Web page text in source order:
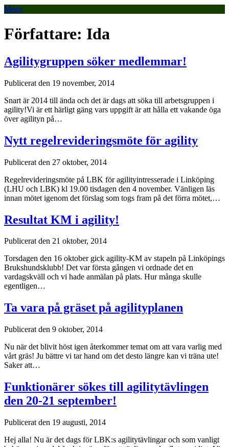
Meny
Författare: Ida
Agilitygruppen söker medlemmar!
Publicerat den 19 november, 2014
Snart är 2014 till ända och det är dags att söka till arbetsgruppen i
agility!Vi är ett härligt gäng vars uppgift är att hålla ett vakande öga
över agilityn på…
Nytt regelrevideringsmöte för agility
Publicerat den 27 oktober, 2014
Regelrevideringsmöte på LBK för agilityintresserade i Linköping
(LHU och LBK) kl 19.00 tisdagen den 4 november. Vänligen läs
innan mötet igenom det förslag som togs fram på det förra mötet,…
Resultat KM i agility!
Publicerat den 21 oktober, 2014
Torsdagen den 16 oktober gick agility-KM av stapeln på Linköpings
Brukshundsklubb! Det var första gången vi ordnade det en
vardagskväll och vi hade anmälan på plats. Hur många skulle
egentligen…
Ta vara på gräset på agilityplanen
Publicerat den 9 oktober, 2014
Nu när det blivit höst igen återkommer temat om att vara varlig med
vårt gräs! Ju bättre vi tar hand om det desto längre kan vi träna ute!
Saker att…
Funktionärer sökes till agilitytävlingen
den 20-21 september!
Publicerat den 19 augusti, 2014
Hej alla! Nu är det dags för LBK:s agilitytävlingar och som vanligt